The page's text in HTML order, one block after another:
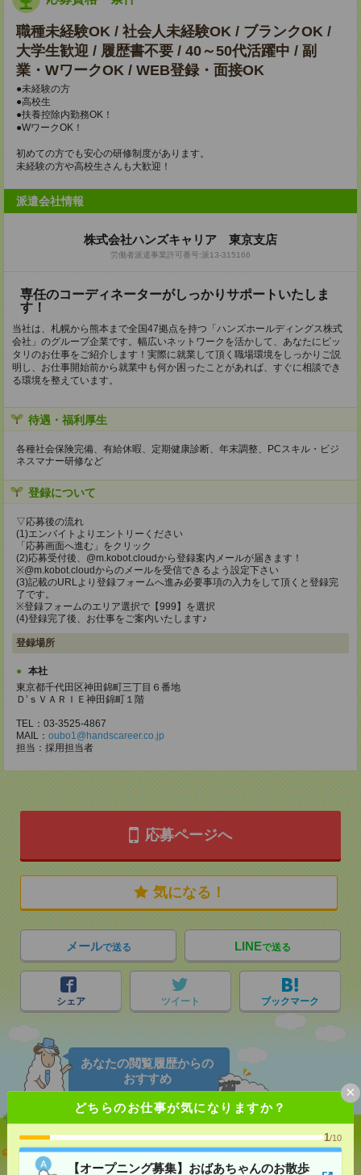
どちらのお仕事が気になりますか？
1/10
【オープニング募集】おばあちゃんのお散歩
×
職種未経験OK / 社会人未経験OK / ブランクOK /
大学生歓迎 / 履歴書不要 / 40～50代活躍中 / 副
業・WワークOK / WEB登録・面接OK
●未経験の方
●高校生
●扶養控除内勤務OK！
●WワークOK！
初めての方でも安心の研修制度があります。
未経験の方や高校生さんも大歓迎！
派遣会社情報
株式会社ハンズキャリア 東京支店
労働者派遣事業許可番号:派13-315166
専任のコーディネーターがしっかりサポートいたしま
す！
当社は、札幌から熊本まで全国47拠点を持つ「ハンズホールディングス株式
会社」のグループ企業です。幅広いネットワークを活かして、あなたにピッ
タリのお仕事をご紹介します！実際に就業して頂く職場環境をしっかりご説
明し、お仕事開始前から就業中も何か困ったことがあれば、すぐに相談でき
る環境を整えています。
待遇・福利厚生
各種社会保険完備、有給休暇、定期健康診断、年末調整、PCスキル・ビジ
ネスマナー研修など
登録について
▽応募後の流れ
(1)エンバイトよりエントリーください
「応募画面へ進む」をクリック
(2)応募受付後、@m.kobot.cloudから登録案内メールが届きます！
※@m.kobot.cloudからのメールを受信できるよう設定下さい
(3)記載のURLより登録フォームへ進み必要事項の入力をして頂くと登録完
了です。
※登録フォームのエリア選択で【999】を選択
(4)登録完了後、お仕事をご案内いたします♪
登録場所
本社
東京都千代田区神田錦町三丁目６番地
Ｄ’ｓＶＡＲＩＥ神田錦町１階
TEL：03-3525-4867
MAIL： oubo1@handscareer.co.jp
担当：採用担当者
応募ページへ
気になる！
メールで送る LINEで送る
シェア ツイート ブックマーク
あなたの閲覧履歴からの
おすすめ
【オープニング募集】おばあちゃんのお散歩付き添
いも仕事の1つ[派遣]